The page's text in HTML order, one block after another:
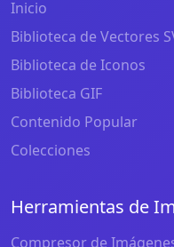
Inicio
Biblioteca de Vectores
Biblioteca de Iconos
Biblioteca GIF
Contenido Popular
Colecciones
Herramientas de
Compresor de